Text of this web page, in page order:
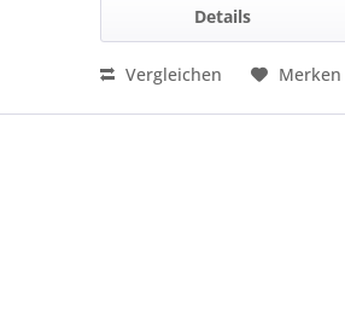
Details
Vergleichen Merken